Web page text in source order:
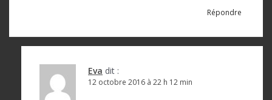
Répondre
Eva dit :
12 octobre 2016 à 22 h 12 min